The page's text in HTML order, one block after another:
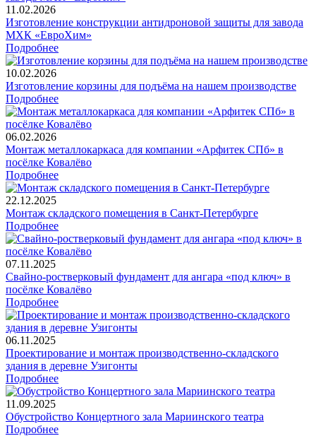
11.02.2026
Изготовление конструкции антидроновой защиты для завода
МХК «ЕвроХим»
Подробнее
10.02.2026
Изготовление корзины для подъёма на нашем производстве
Подробнее
06.02.2026
Монтаж металлокаркаса для компании «Арфитек СПб» в
посёлке Ковалёво
Подробнее
22.12.2025
Монтаж складского помещения в Санкт-Петербурге
Подробнее
07.11.2025
Свайно-ростверковый фундамент для ангара «под ключ» в
посёлке Ковалёво
Подробнее
06.11.2025
Проектирование и монтаж производственно-складского
здания в деревне Узигонты
Подробнее
11.09.2025
Обустройство Концертного зала Мариинского театра
Подробнее